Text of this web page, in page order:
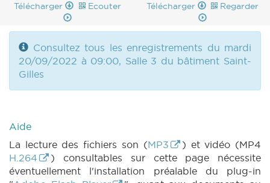
Télécharger Ecouter Télécharger Regarder
Consultez tous les enregistrements du mardi
20/09/2022 à 09:00, Salle 3 du bâtiment Saint-
Gilles
Aide
La lecture des fichiers son (MP3
) et vidéo (MP4
H.264
) consultables sur cette page nécessite
éventuellement l'installation préalable du plug-in